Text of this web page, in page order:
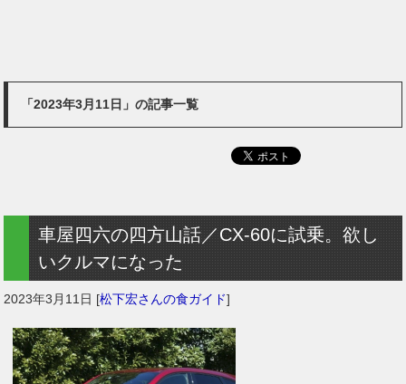
「2023年3月11日」の記事一覧
車屋四六の四方山話／CX-60に試乗。欲し
いクルマになった
2023年3月11日 [松下宏さんの食ガイド]